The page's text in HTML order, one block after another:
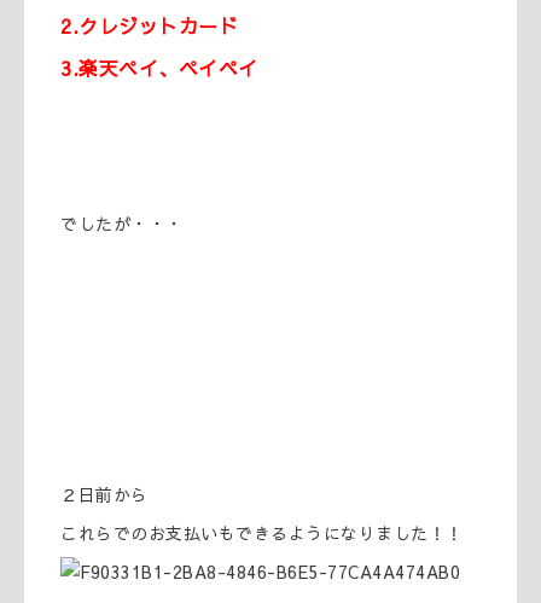
2.クレジットカード
3.楽天ペイ、ペイペイ
でしたが・・・
２日前から
これらでのお支払いもできるようになりました！！